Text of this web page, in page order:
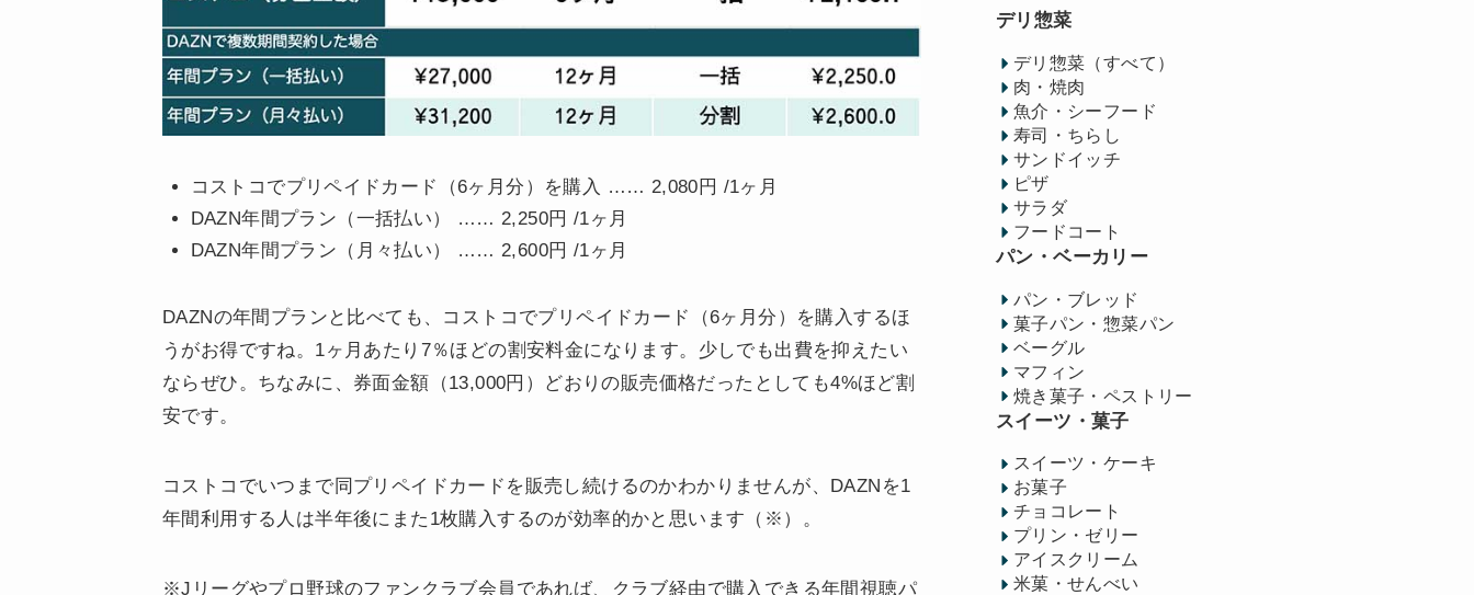
コストコでプリペイドカード（6ヶ月分）を購入 …… 2,080円 /1ヶ月
DAZN年間プラン（一括払い） …… 2,250円 /1ヶ月
DAZN年間プラン（月々払い） …… 2,600円 /1ヶ月
DAZNの年間プランと比べても、コストコでプリペイドカード（6ヶ月分）を購入するほ
うがお得ですね。1ヶ月あたり7％ほどの割安料金になります。少しでも出費を抑えたい
ならぜひ。ちなみに、券面金額（13,000円）どおりの販売価格だったとしても4%ほど割
安です。
コストコでいつまで同プリペイドカードを販売し続けるのかわかりませんが、DAZNを1
年間利用する人は半年後にまた1枚購入するのが効率的かと思います（※）。
※Jリーグやプロ野球のファンクラブ会員であれば、クラブ経由で購入できる年間視聴パ
デリ惣菜
デリ惣菜（すべて）
肉・焼肉
魚介・シーフード
寿司・ちらし
サンドイッチ
ピザ
サラダ
フードコート
パン・ベーカリー
パン・ブレッド
菓子パン・惣菜パン
ベーグル
マフィン
焼き菓子・ペストリー
スイーツ・菓子
スイーツ・ケーキ
お菓子
チョコレート
プリン・ゼリー
アイスクリーム
米菓・せんべい